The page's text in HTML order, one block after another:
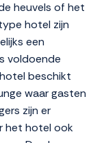
heuvels of het
hotel zijn
een
voldoende
beschikt
waar gasten
zijn er
het hotel ook